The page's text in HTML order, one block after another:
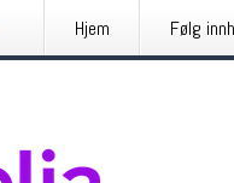
Hjem Følg